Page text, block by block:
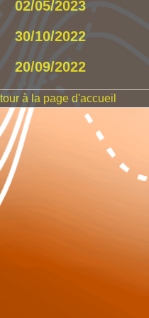
02/05/2023
30/10/2022
20/09/2022
à la page d'accueil